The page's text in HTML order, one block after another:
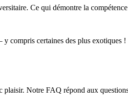
Ce qui démontre la
compris certaines des plus exotiques !
plaisir. Notre FAQ répond aux